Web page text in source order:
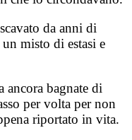
da anni di
misto di estasi e
ancora bagnate di
per volta per non
riportato in vita.